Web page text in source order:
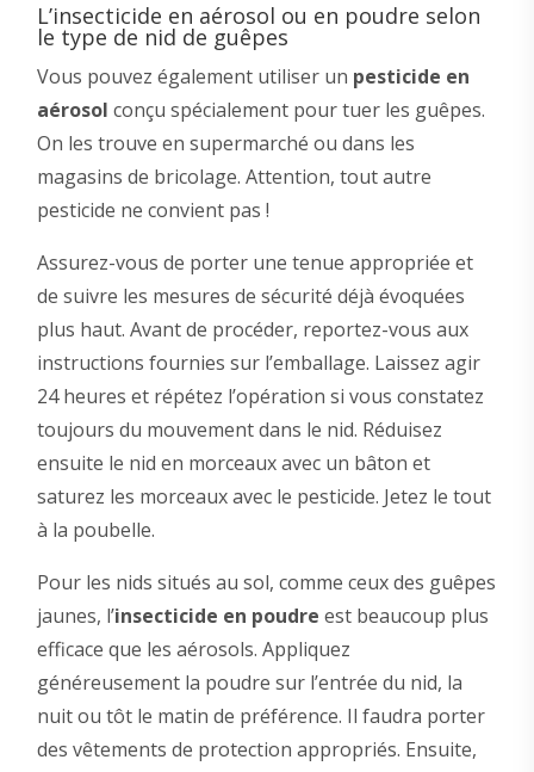
L’insecticide en aérosol ou en poudre selon
le type de nid de guêpes
Vous pouvez également utiliser un pesticide en
aérosol conçu spécialement pour tuer les guêpes.
On les trouve en supermarché ou dans les
magasins de bricolage. Attention, tout autre
pesticide ne convient pas !
Assurez-vous de porter une tenue appropriée et
de suivre les mesures de sécurité déjà évoquées
plus haut. Avant de procéder, reportez-vous aux
instructions fournies sur l’emballage. Laissez agir
24 heures et répétez l’opération si vous constatez
toujours du mouvement dans le nid. Réduisez
ensuite le nid en morceaux avec un bâton et
saturez les morceaux avec le pesticide. Jetez le tout
à la poubelle.
Pour les nids situés au sol, comme ceux des guêpes
jaunes, l’insecticide en poudre est beaucoup plus
efficace que les aérosols. Appliquez
généreusement la poudre sur l’entrée du nid, la
nuit ou tôt le matin de préférence. Il faudra porter
des vêtements de protection appropriés. Ensuite,